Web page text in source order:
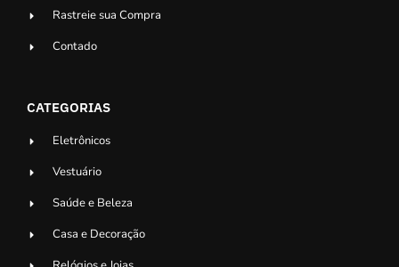
Rastreie sua Compra
Contado
CATEGORIAS
Eletrônicos
Vestuário
Saúde e Beleza
Casa e Decoração